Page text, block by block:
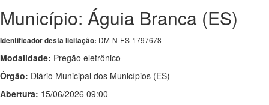
Município: Águia Branca (ES)
Identificador desta licitação: DM-N-ES-1797678
Modalidade: Pregão eletrônico
Órgão: Diário Municipal dos Municípios (ES)
Abertura: 15/06/2026 09:00